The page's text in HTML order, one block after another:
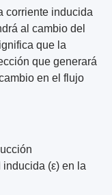
corriente inducida
al cambio del
que la
que generará
en el flujo
(ε) en la